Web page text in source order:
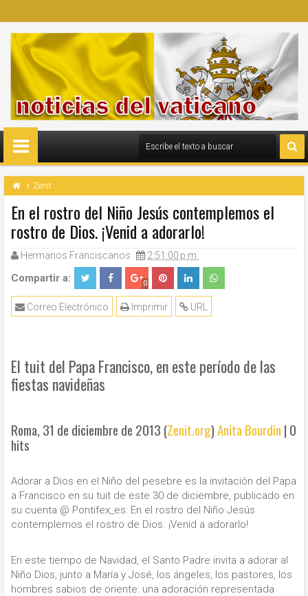
Zenit
En el rostro del Niño Jesús contemplemos el
rostro de Dios. ¡Venid a adorarlo!
Hermanos Franciscanos 2:51:00 p.m.
Compartir a: 0
URL
Imprimir
Correo Electrónico
El tuit del Papa Francisco, en este período de las
fiestas navideñas
Roma, 31 de diciembre de 2013 (Zenit.org)Anita Bourdin | 0
hits
Adorar a Dios en el Niño del pesebre es la invitación del Papa
a Francisco en su tuit de este 30 de diciembre, publicado en
su cuenta @ Pontifex_es: En el rostro del Niño Jesús
contemplemos el rostro de Dios. ¡Venid a adorarlo!
En este tiempo de Navidad, el Santo Padre invita a adorar al
Niño Dios, junto a María y José, los ángeles, los pastores, los
hombres sabios de oriente: una adoración representada